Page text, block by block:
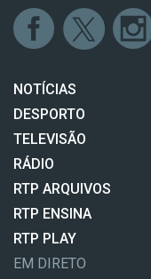
NOTÍCIAS
DESPORTO
TELEVISÃO
RÁDIO
RTP ARQUIVOS
RTP ENSINA
RTP PLAY
EM DIRETO